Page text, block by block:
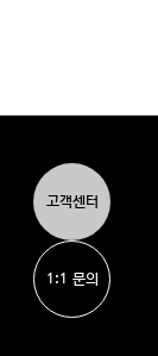
고객센터
1:1 문의